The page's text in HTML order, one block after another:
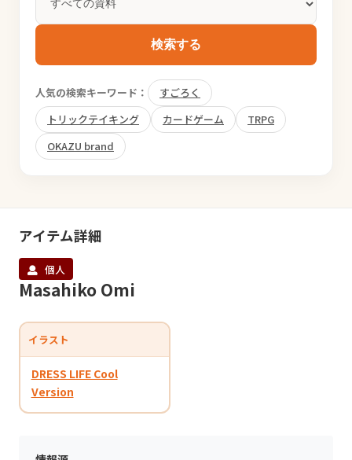
検索する
人気の検索キーワード：
すごろく
トリックテイキング
カードゲーム
TRPG
OKAZU brand
アイテム詳細
個人
Masahiko Omi
イラスト
DRESS LIFE Cool
Version